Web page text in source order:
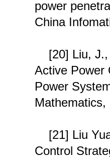
power
China
[20] Liu,
Active Power
Power
Mathematics,
[21] Liu
Control